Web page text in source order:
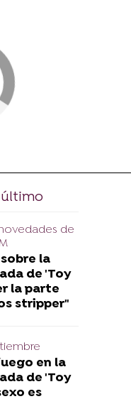
último
de
la
de 'Toy
la parte
stripper"
en la
de 'Toy
es